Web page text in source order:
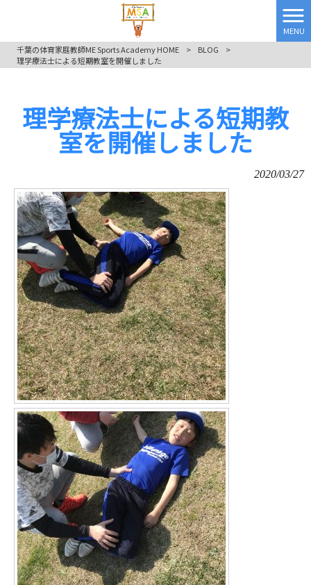
MENU
千葉の体育家庭教師ME Sports Academy HOME
> BLOG
>
理学療法士による短期教室を開催しました
理学療法士による短期教
室を開催しました
2020/03/27